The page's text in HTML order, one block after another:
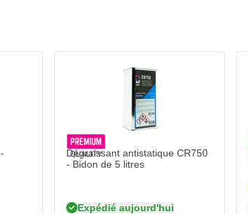
Dégraissant antistatique CR750
- Bidon de 5 litres
Expédié aujourd'hui